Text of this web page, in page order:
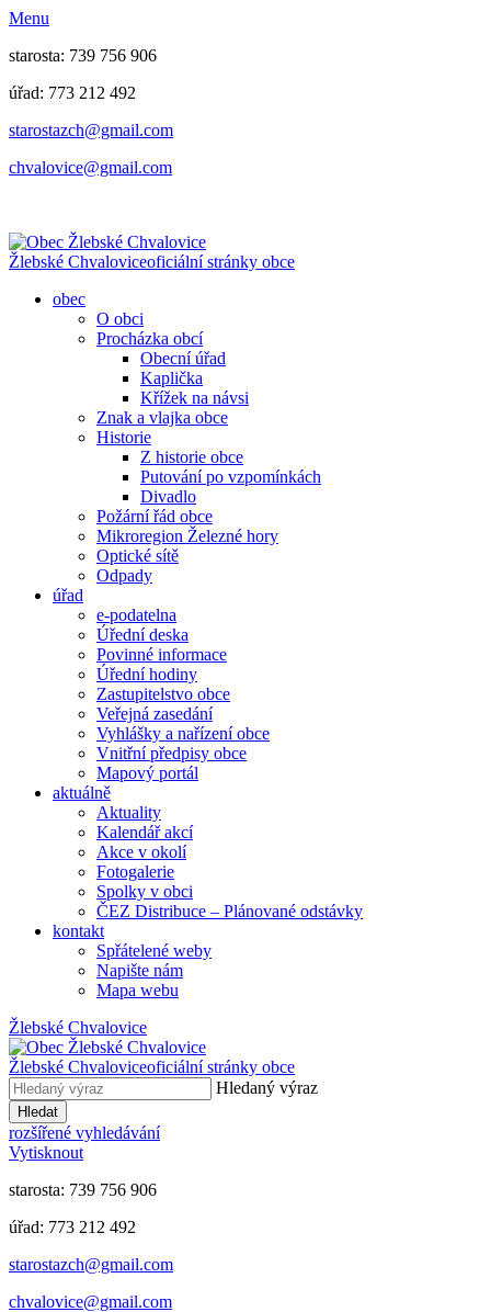
Menu
starosta: 739 756 906
úřad: 773 212 492
​​​​starostazch@gmail.com
​​​​chvalovice@gmail.com
Žlebské Chvaloviceoficiální stránky obce
obec
O obci
Procházka obcí
Obecní úřad
Kaplička
Křížek na návsi
Znak a vlajka obce
Historie
Z historie obce
Putování po vzpomínkách
Divadlo
Požární řád obce
Mikroregion Železné hory
Optické sítě
Odpady
úřad
e-podatelna
Úřední deska
Povinné informace
Úřední hodiny
Zastupitelstvo obce
Veřejná zasedání
Vyhlášky a nařízení obce
Vnitřní předpisy obce
Mapový portál
aktuálně
Aktuality
Kalendář akcí
Akce v okolí
Fotogalerie
Spolky v obci
ČEZ Distribuce – Plánované odstávky
kontakt
Spřátelené weby
Napište nám
Mapa webu
Žlebské Chvalovice
Žlebské Chvaloviceoficiální stránky obce
Hledaný výraz
Hledat
rozšířené vyhledávání
Vytisknout
starosta: 739 756 906
úřad: 773 212 492
​​​​starostazch@gmail.com
​​​​chvalovice@gmail.com